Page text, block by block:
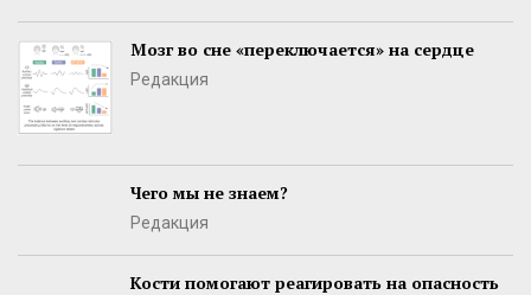
Мозг во сне «переключается» на сердце
Редакция
Чего мы не знаем?
Редакция
Кости помогают реагировать на опасность